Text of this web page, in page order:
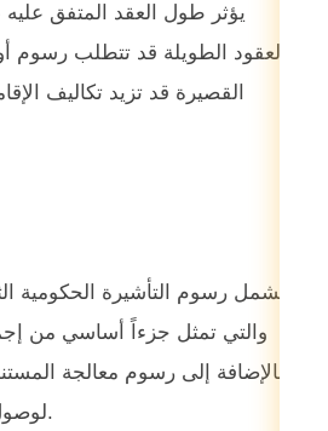
يؤثر طول العقد المتفق عليه
فالعقود الطويلة قد تتطلب رسوم
القصيرة قد تزيد تكاليف
تشمل رسوم التأشيرة الحكومية
والتي تمثل جزءاً أساسي من
بالإضافة إلى رسوم معالجة
لوصول السائق إلى المملكة.